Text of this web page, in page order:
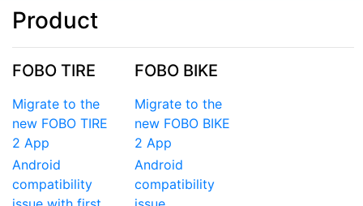
Product
FOBO TIRE
Migrate to the
new FOBO TIRE
2 App
Android
compatibility
FOBO BIKE
Migrate to the
new FOBO BIKE
2 App
Android
compatibility